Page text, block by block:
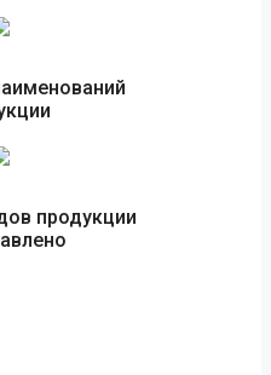
продукции